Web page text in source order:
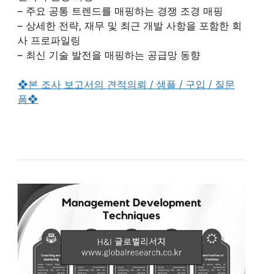
– 주요 공통 트렌드를 매핑하는 경쟁 조경 매핑
– 상세한 전략, 재무 및 최근 개발 사항을 포함한 회
사 프로파일링
– 최신 기술 발전을 매핑하는 공급망 동향
❖본 조사 보고서의 견적의뢰 / 샘플 / 구입 / 질문
폼❖